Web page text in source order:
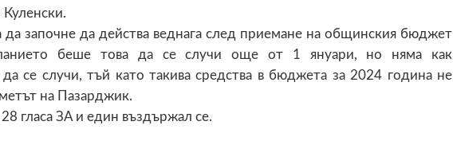
да започне да действа веднага след приемане на общинския бюджет
беше това да се случи още от 1 януари, но няма как
да се случи, тъй като такива средства в бюджета за 2024 година не
на Пазарджик.
гласа ЗА и един въздържал се.